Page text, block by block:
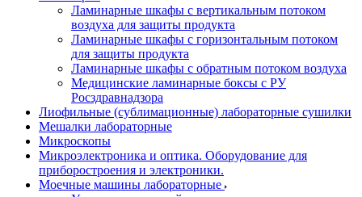
Ламинарные шкафы с вертикальным потоком
воздуха для защиты продукта
Ламинарные шкафы с горизонтальным потоком
для защиты продукта
Ламинарные шкафы с обратным потоком воздуха
Медицинские ламинарные боксы с РУ
Росздравнадзора
Лиофильные (сублимационные) лабораторные сушилки
Мешалки лабораторные
Микроскопы
Микроэлектроника и оптика. Оборудование для
приборостроения и электроники.
Моечные машины лабораторные